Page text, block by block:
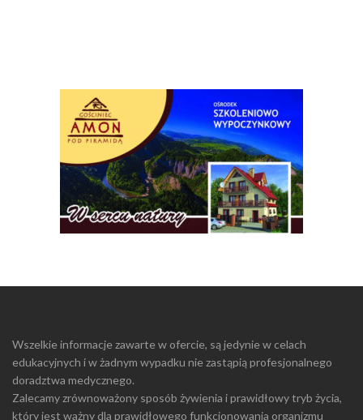
Wszelkie informacje zawarte w ofercie, są jedynie w celach
edukacyjnych i w żadnym wypadku nie zastąpią profesjonalnego
doradztwa medycznego.
Zalecamy zrównoważony sposób żywienia i prawidłowy tryb życia,
który jest ważny dla prawidłowego funkcjonowania organizmu